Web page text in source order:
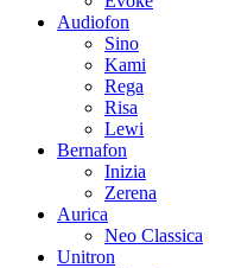
Audiofon
Sino
Kami
Rega
Risa
Lewi
Bernafon
Inizia
Zerena
Aurica
Neo Classica
Unitron